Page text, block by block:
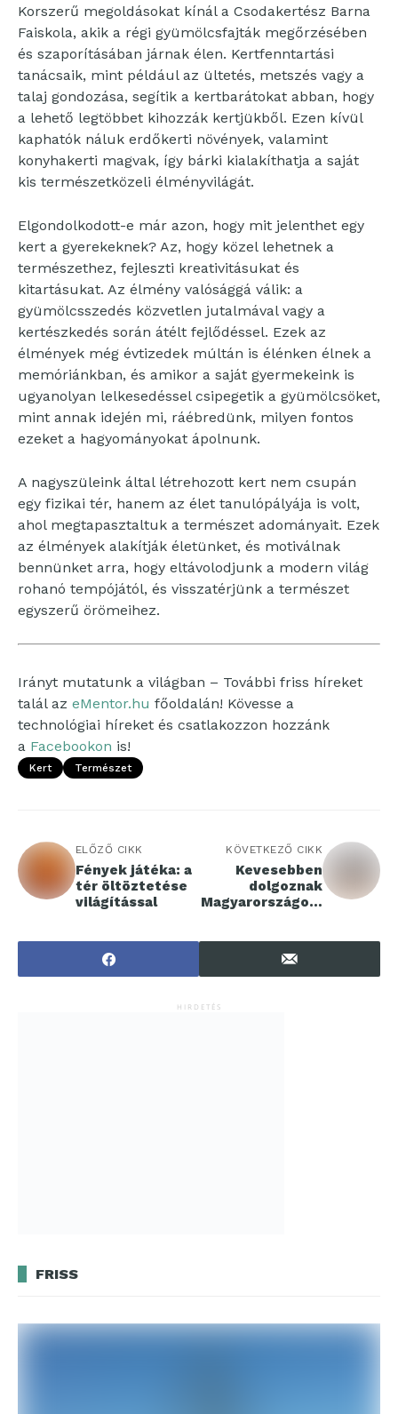
Korszerű megoldásokat kínál a Csodakertész Barna
Faiskola, akik a régi gyümölcsfajták megőrzésében
és szaporításában járnak élen. Kertfenntartási
tanácsaik, mint például az ültetés, metszés vagy a
talaj gondozása, segítik a kertbarátokat abban, hogy
a lehető legtöbbet kihozzák kertjükből. Ezen kívül
kaphatók náluk erdőkerti növények, valamint
konyhakerti magvak, így bárki kialakíthatja a saját
kis természetközeli élményvilágát.
Elgondolkodott-e már azon, hogy mit jelenthet egy
kert a gyerekeknek? Az, hogy közel lehetnek a
természethez, fejleszti kreativitásukat és
kitartásukat. Az élmény valósággá válik: a
gyümölcsszedés közvetlen jutalmával vagy a
kertészkedés során átélt fejlődéssel. Ezek az
élmények még évtizedek múltán is élénken élnek a
memóriánkban, és amikor a saját gyermekeink is
ugyanolyan lelkesedéssel csipegetik a gyümölcsöket,
mint annak idején mi, ráébredünk, milyen fontos
ezeket a hagyományokat ápolnunk.
A nagyszüleink által létrehozott kert nem csupán
egy fizikai tér, hanem az élet tanulópályája is volt,
ahol megtapasztaltuk a természet adományait. Ezek
az élmények alakítják életünket, és motiválnak
bennünket arra, hogy eltávolodjunk a modern világ
rohanó tempójától, és visszatérjünk a természet
egyszerű örömeihez.
Irányt mutatunk a világban – További friss híreket
talál az eMentor.hu főoldalán! Kövesse a
technológiai híreket és csatlakozzon hozzánk
a Facebookon is!
Kert Természet
ELŐZŐ CIKK
Fények játéka: a
tér öltöztetése
világítással
KÖVETKEZŐ CIKK
Kevesebben
dolgoznak
Magyarországon,
HIRDETÉS
FRISS